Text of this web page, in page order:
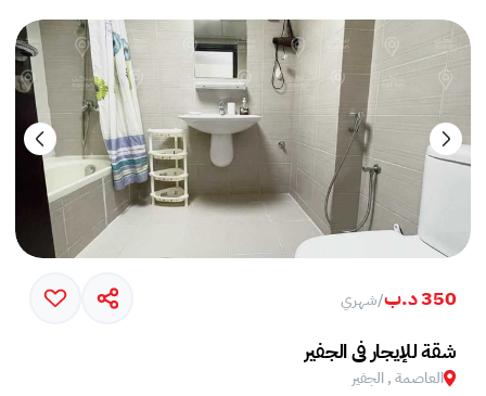
350 د.ب /شهري
شقة للإيجار في الجفير
العاصمة , الجفير